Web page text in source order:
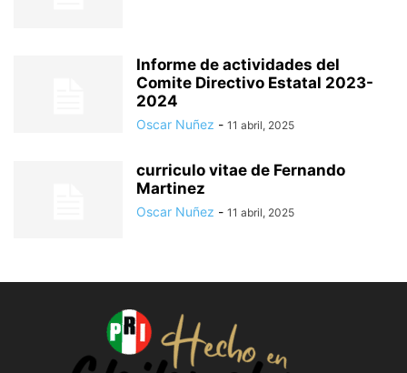
Informe de actividades del
Comite Directivo Estatal 2023-
2024
Oscar Nuñez - 11 abril, 2025
curriculo vitae de Fernando
Martinez
Oscar Nuñez - 11 abril, 2025